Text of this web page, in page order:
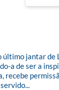
jantar
a de ser a